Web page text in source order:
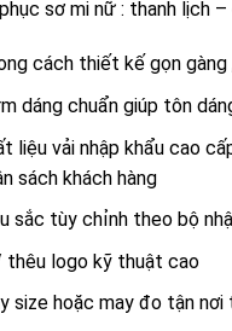
sơ mi nữ : thanh lịch –
cách thiết kế gọn
dáng chuẩn giúp tôn
liệu vải nhập khẩu cao
sách khách hàng
sắc tùy chỉnh theo bộ
thêu logo kỹ thuật cao
size hoặc may đo tận nơi